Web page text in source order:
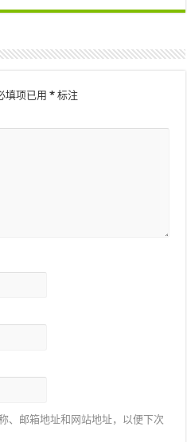
填项已用* 标注
、邮箱地址和网站地址，以便下次